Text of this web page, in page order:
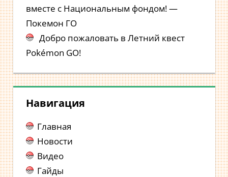
вместе с Национальным фондом! —
Покемон ГО
Добро пожаловать в Летний квест
Pokémon GO!
Навигация
Главная
Новости
Видео
Гайды